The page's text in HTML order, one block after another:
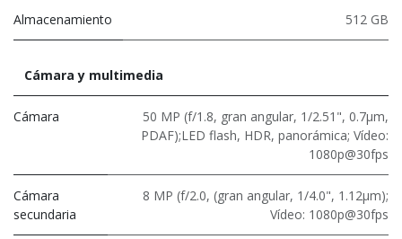
Almacenamiento 512 GB
Cámara y multimedia
Cámara
50 MP (f/1.8, gran angular, 1/2.51", 0.7µm,
PDAF);LED flash, HDR, panorámica; Vídeo:
1080p@30fps
Cámara
secundaria
8 MP (f/2.0, (gran angular, 1/4.0", 1.12μm);
Vídeo: 1080p@30fps